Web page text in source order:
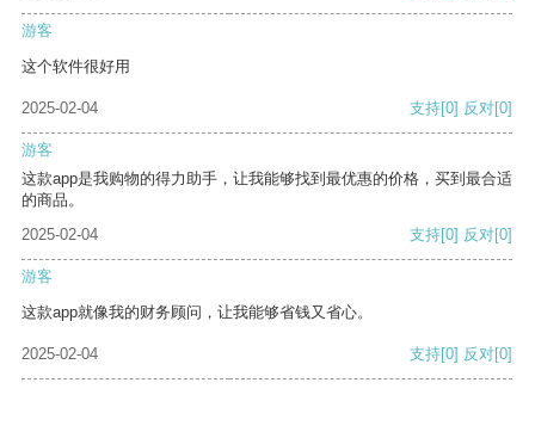
游客
这个软件很好用
2025-02-04 支持[0] 反对[0]
游客
这款app是我购物的得力助手，让我能够找到最优惠的价格，买到最合适
的商品。
2025-02-04
支持[0] 反对[0]
游客
这款app就像我的财务顾问，让我能够省钱又省心。
2025-02-04 支持[0] 反对[0]